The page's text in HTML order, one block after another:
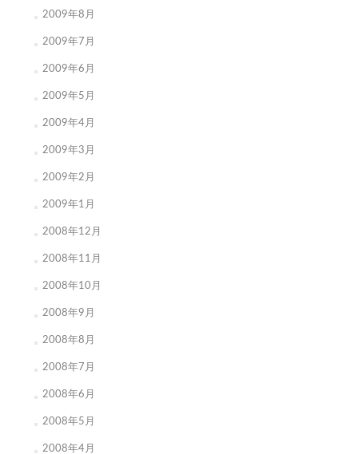
2009年8月
2009年7月
2009年6月
2009年5月
2009年4月
2009年3月
2009年2月
2009年1月
2008年12月
2008年11月
2008年10月
2008年9月
2008年8月
2008年7月
2008年6月
2008年5月
2008年4月